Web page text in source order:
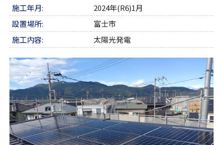
施工年月:
2024年(R6)1月
設置場所:
富士市
施工内容:
太陽光発電